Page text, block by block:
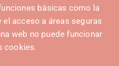
básicas como la
el acceso a áreas seguras
web no puede funcionar
cookies.